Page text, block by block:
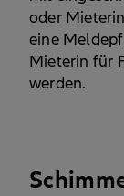
oder
eine
Mieterin für
werden.